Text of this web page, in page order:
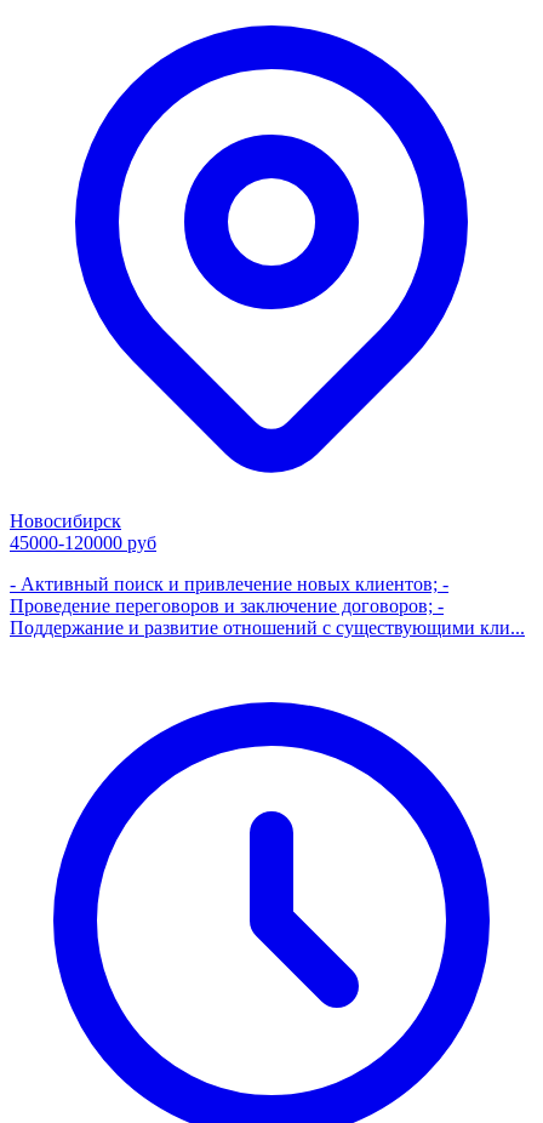
Новосибирск
45000-120000 руб
- Активный поиск и привлечение новых клиентов; -
Проведение переговоров и заключение договоров; -
Поддержание и развитие отношений с существующими кли...